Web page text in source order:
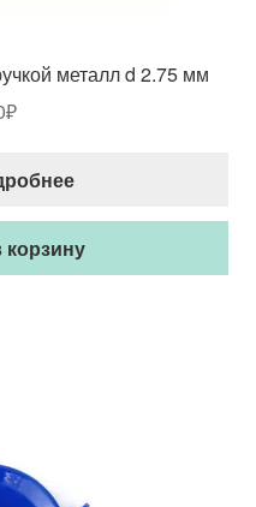
металл d 2.75 мм
₽